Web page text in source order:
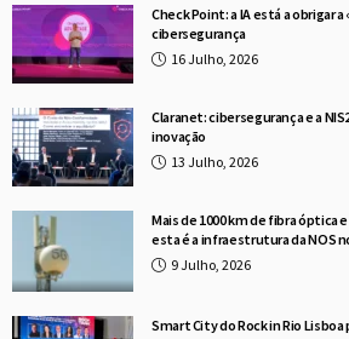
Check Point: a IA está a obrigar
cibersegurança
16 Julho, 2026
Claranet: cibersegurança e a
inovação
13 Julho, 2026
Mais de 1000 km de fibra óptica
esta é a infraestrutura da NOS
9 Julho, 2026
Smart City do Rock in Rio